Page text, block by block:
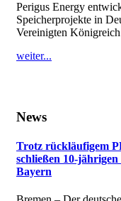
Perigus Energy
Speicherprojekte in
Vereinigten
weiter...
News
Trotz rückläufigem
schließen 10-
Bayern